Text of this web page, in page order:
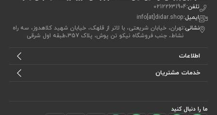
تلفن:02122631904
ایمیل:info[at]didar.shop
نشانی:تهران، خیابان شریعتی، با لاتر از قلهک، خیابان شهید کلاهدوز، سه راه
نشاط، جنب فروشگاه نیکو تن پوش، پلاک 357،طبقه اول شرقی
اطلاعات
خدمات مشتریان
ما را دنبال کنید